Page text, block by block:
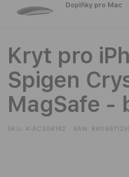
Doplňky pro Mac
Kryt pro
Spigen
MagSafe -
SKU: K-ACS08162 EAN: